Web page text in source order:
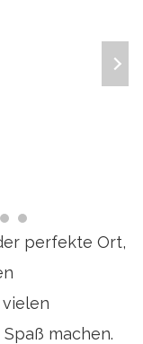
perfekte Ort,
machen.